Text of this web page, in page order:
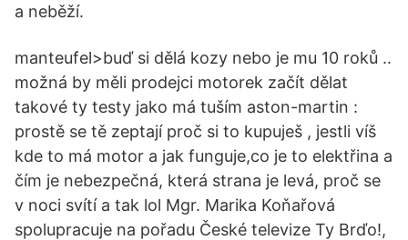
a neběží.
manteufel>buď si dělá kozy nebo je mu 10 roků ..
možná by měli prodejci motorek začít dělat
takové ty testy jako má tuším aston-martin :
prostě se tě zeptají proč si to kupuješ , jestli víš
kde to má motor a jak funguje,co je to elektřina a
čím je nebezpečná, která strana je levá, proč se
v noci svítí a tak lol Mgr. Marika Koňařová
spolupracuje na pořadu České televize Ty Brďo!,